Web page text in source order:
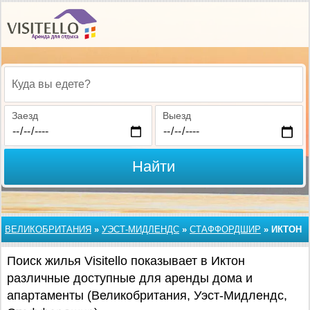
Куда вы едете?
Заезд Выезд
Найти
ВЕЛИКОБРИТАНИЯ » УЭСТ-МИДЛЕНДС » СТАФФОРДШИР » ИКТОН
Поиск жилья Visitello показывает в Иктон
различные доступные для аренды дома и
апартаменты (Великобритания, Уэст-Мидлендс,